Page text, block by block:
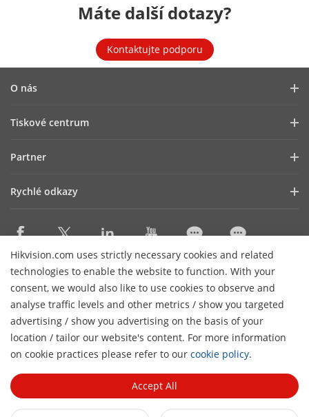
Máte další dotazy?
Kontaktujte podporu
Hikvision.com uses strictly necessary cookies and related
technologies to enable the website to function. With your
consent, we would also like to use cookies to observe and
analyse traffic levels and other metrics / show you targeted
advertising / show you advertising on the basis of your
location / tailor our website's content. For more information
on cookie practices please refer to our cookie policy.
Accept All
O nás
Kybernetická bezpečnost
Zaměřeno na kvalitu
Kontakt
Kariéra
Tiskové centrum
Úspěšné příběhy
Partner
DPP Platinum
Najít technologického partnera
Technology Partner Portal
Hikvision Embedded Open Platform
Příběh technologického partnera
Rychlé odkazy
Kde nakupovat
Produkty, jejichž výroba byla ukončena
Mapa webu
Kontakt
Odebírat newsletter
© 2026 Hangzhou Hikvision Digital Technology Co.,
Ltd. Všechna práva vyhrazena.
Zásady ochrany osobních
údajů
Politika Cookies Správa souborů Cookies
Zrušení
odběru